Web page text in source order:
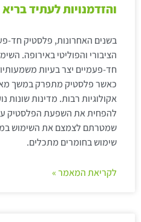
והזדמנויות לעתיד בריא
בשנים האחרונות, פלסטיק חד-
הציבורי והפוליטי באירופה.
חד-פעמיים יצר בעיות
כאשר פלסטיק מתפרק במשך
אקולוגיות רבות. מדינות שונות
להפחית את השפעת הפלסטיק
שמטרתם לצמצם את השימוש
שימוש בחומרים מתכלים.
לקריאת המאמר »